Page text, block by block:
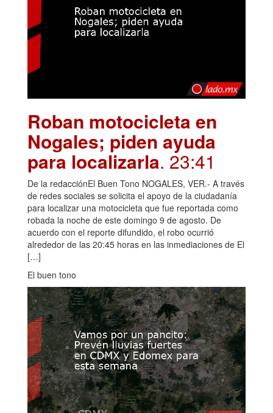
Roban motocicleta en
Nogales; piden ayuda
para localizarla. 23:41
De la redacciónEl Buen Tono NOGALES, VER.- A través
de redes sociales se solicita el apoyo de la ciudadanía
para localizar una motocicleta que fue reportada como
robada la noche de este domingo 9 de agosto. De
acuerdo con el reporte difundido, el robo ocurrió
alrededor de las 20:45 horas en las inmediaciones de El
[…]
El buen tono